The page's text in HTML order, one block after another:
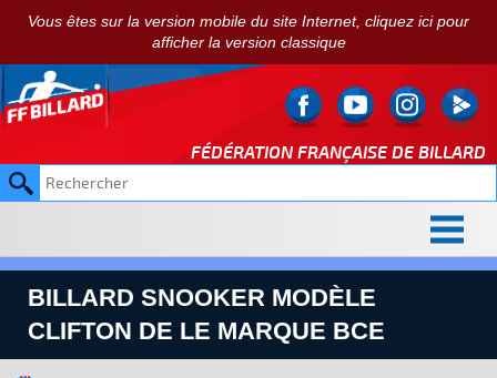
Vous êtes sur la version mobile du site Internet, cliquez ici pour
afficher la version classique
FÉDÉRATION FRANÇAISE DE BILLARD
BILLARD SNOOKER MODÈLE
CLIFTON DE LE MARQUE BCE